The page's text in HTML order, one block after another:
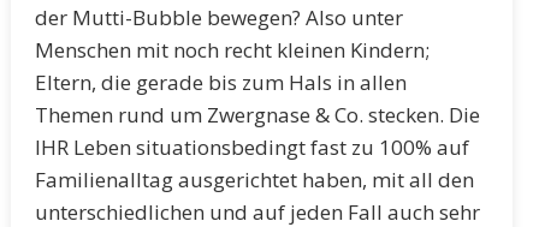
der Mutti-Bubble bewegen? Also unter
Menschen mit noch recht kleinen Kindern;
Eltern, die gerade bis zum Hals in allen
Themen rund um Zwergnase & Co. stecken. Die
IHR Leben situationsbedingt fast zu 100% auf
Familienalltag ausgerichtet haben, mit all den
unterschiedlichen und auf jeden Fall auch sehr